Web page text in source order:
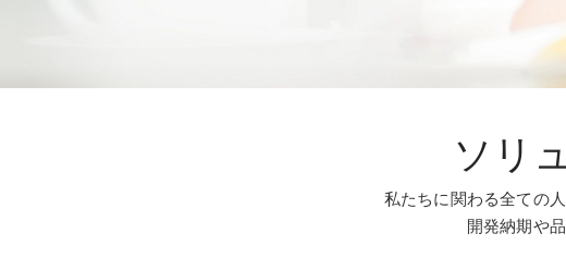
ソリ
私たちに関わる全ての
開発納期や